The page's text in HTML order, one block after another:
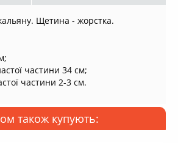
Щетина - жорстка.
частини 34 см;
частини 2-3 см.
також купують: